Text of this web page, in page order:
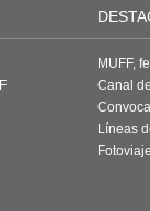
MUFF,
Canal
Líneas